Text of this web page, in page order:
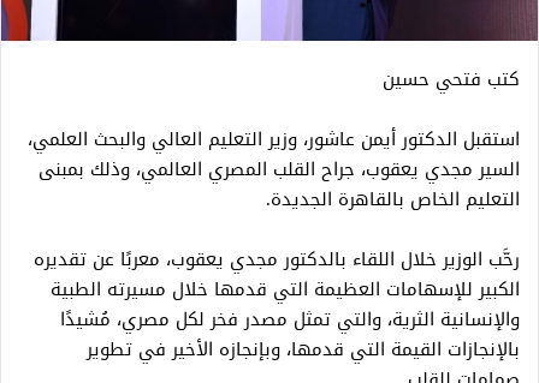
كتب فتحي حسين
استقبل الدكتور أيمن عاشور، وزير التعليم العالي والبحث العلمي،
السير مجدي يعقوب، جراح القلب المصري العالمي، وذلك بمبنى
التعليم الخاص بالقاهرة الجديدة.
رحَّب الوزير خلال اللقاء بالدكتور مجدي يعقوب، معربًا عن تقديره
الكبير للإسهامات العظيمة التي قدمها خلال مسيرته الطبية
والإنسانية الثرية، والتي تمثل مصدر فخر لكل مصري، مُشيدًا
بالإنجازات القيمة التي قدمها، وبإنجازه الأخير في تطوير